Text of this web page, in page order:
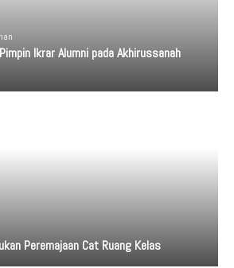
Ikrar Alumni pada Akhirussanah
Peremajaan Cat Ruang Kelas